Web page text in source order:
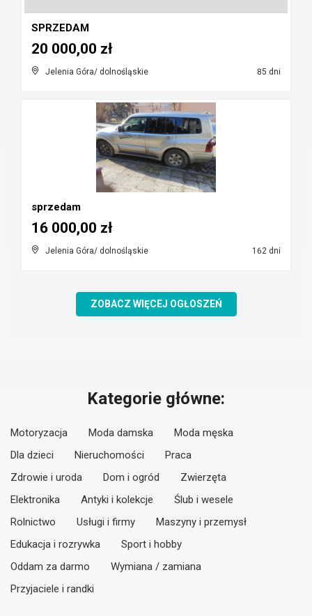
SPRZEDAM
Jelenia Góra/ dolnośląskie 85 dni
20 000,00 zł
sprzedam
Jelenia Góra/ dolnośląskie 162 dni
16 000,00 zł
ZOBACZ WIĘCEJ OGŁOSZEŃ
Kategorie główne:
Motoryzacja Moda damska
Moda męska
Dla dzieci
Nieruchomości
Praca
Zdrowie i uroda
Dom i ogród
Zwierzęta
Elektronika
Antyki i kolekcje
Ślub i wesele
Rolnictwo
Usługi i firmy
Maszyny i przemysł
Edukacja i rozrywka
Sport i hobby
Oddam za darmo
Wymiana / zamiana
Przyjaciele i randki